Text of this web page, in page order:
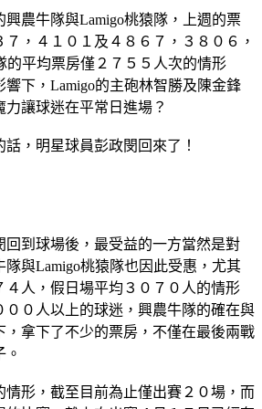
興農牛隊與Lamigo桃猿隊，上週的票
，４１０１及４８６７，３８０６，
的平均票房僅２７５５人次的情形
下，Lamigo的主砲林智勝及陳金鋒
讓球迷在平常日進場？
，明星球員彭政閔回來了！
回到球場後，最受益的一方當然是對
與Lamigo桃猿隊也因此受惠，尤其
４人，假日場平均３０７０人的情形
００人以上的球迷，興農牛隊的確在與
，拿下了不少的票房，不僅在最後兩戰
情形，截至目前為止僅出賽２０場，而